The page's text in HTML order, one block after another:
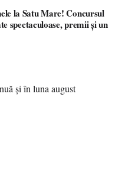
spectaculoase, premii și un